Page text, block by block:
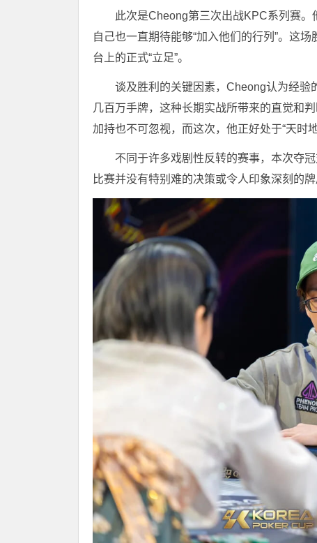
此次是Cheong第三次出战KPC系列赛。
自己也一直期待能够“加入他们的行列”。这
台上的正式“立足”。
谈及胜利的关键因素，Cheong认为经验
几百万手牌，这种长期实战所带来的直觉和
加持也不可忽视，而这次，他正好处于“天时
不同于许多戏剧性反转的赛事，本次夺
比赛并没有特别难的决策或令人印象深刻的